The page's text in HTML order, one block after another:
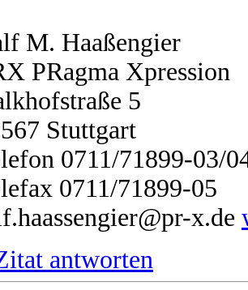
M. Haaßengier
PRagma Xpression
5
Stuttgart
0711/71899-03/
0711/71899-05
x.de
antworten